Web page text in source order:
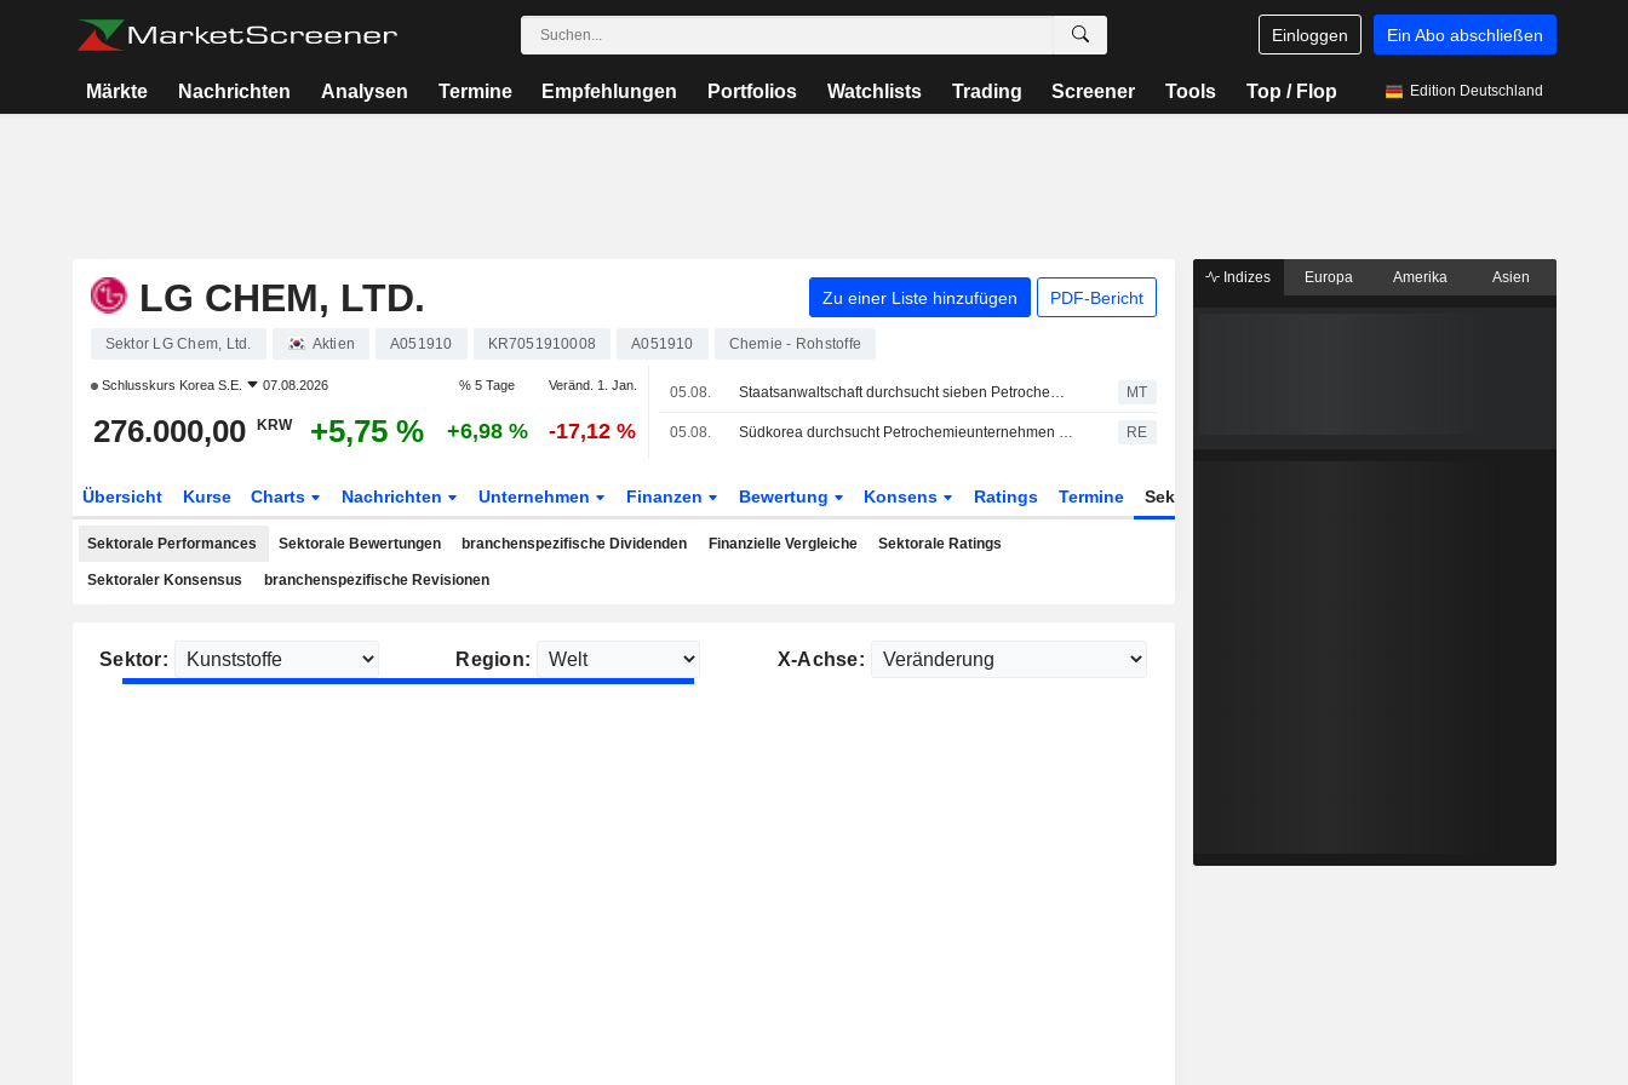
Einloggen Ein Abo abschließen
Märkte Nachrichten Analysen Termine Empfehlungen Portfolios Watchlists Trading Screener Tools Top / Flop Edition Deutschland
LG CHEM, LTD. Zu einer Liste hinzufügen PDF-Bericht
Sektor LG Chem, Ltd. Aktien A051910 KR7051910008 A051910 Chemie - Rohstoffe
Schlusskurs Korea S.E. 07.08.2026 % 5 Tage Veränd. 1. Jan.
276.000,00 KRW +5,75 % +6,98 % -17,12 %
05.08. Staatsanwaltschaft durchsucht sieben Petrochemieunternehmen wegen mutmaßlicher Preisabsprachen MT
05.08. Südkorea durchsucht Petrochemieunternehmen wegen Verdachts auf Preisabsprachen, Medienbericht RE
Übersicht Kurse Charts Nachrichten Unternehmen Finanzen Bewertung Konsens Ratings Termine Sektor
Sektorale Performances Sektorale Bewertungen branchenspezifische Dividenden Finanzielle Vergleiche Sektorale Ratings
Sektoraler Konsensus branchenspezifische Revisionen
Sektor: Region: X-Achse:
Indizes Europa Amerika Asien